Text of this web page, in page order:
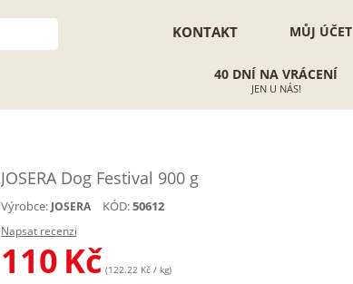
MŮJ ÚČET
KONTAKT
40 DNÍ NA VRÁCENÍ
JEN U NÁS!
JOSERA Dog Festival 900 g
Výrobce: JOSERA KÓD:50612
Napsat recenzi
110 Kč (122.22 Kč / kg)